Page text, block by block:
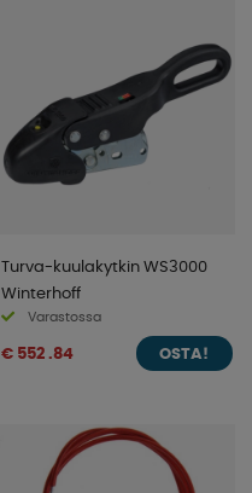
Turva-kuulakytkin WS3000
Winterhoff
Varastossa
€ 552 .84 OSTA!